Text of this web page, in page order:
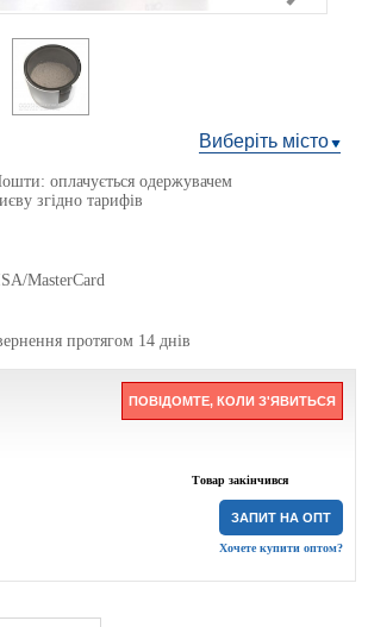
Виберіть місто
оплачується одержувачем
згідно тарифів
MasterCard
протягом 14 днів
ПОВІДОМТЕ, КОЛИ З'ЯВИТЬСЯ
Товар закінчився
ЗАПИТ НА ОПТ
Хочете купити оптом?